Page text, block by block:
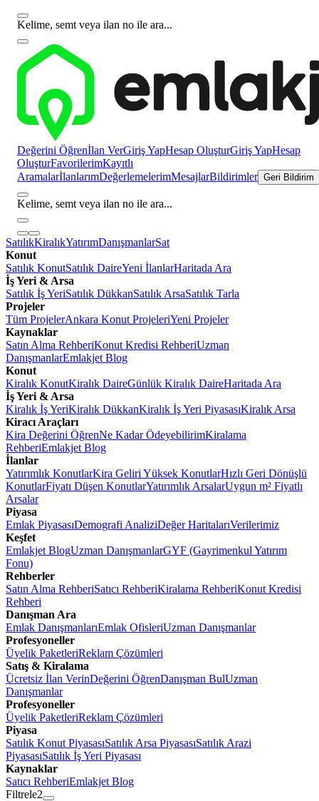
Kelime, semt veya ilan no ile ara...
Değerini Öğrenİlan VerGiriş YapHesap OluşturGiriş YapHesap
OluşturFavorilerimKayıtlı
AramalarİlanlarımDeğerlemelerimMesajlarBildirimler Geri Bildirim
Kelime, semt veya ilan no ile ara...
SatılıkKiralıkYatırımDanışmanlarSat
Konut
Satılık KonutSatılık DaireYeni İlanlarHaritada Ara
İş Yeri & Arsa
Satılık İş YeriSatılık DükkanSatılık ArsaSatılık Tarla
Projeler
Tüm ProjelerAnkara Konut ProjeleriYeni Projeler
Kaynaklar
Satın Alma RehberiKonut Kredisi RehberiUzman
DanışmanlarEmlakjet Blog
Konut
Kiralık KonutKiralık DaireGünlük Kiralık DaireHaritada Ara
İş Yeri & Arsa
Kiralık İş YeriKiralık DükkanKiralık İş Yeri PiyasasıKiralık Arsa
Kiracı Araçları
Kira Değerini ÖğrenNe Kadar ÖdeyebilirimKiralama
RehberiEmlakjet Blog
İlanlar
Yatırımlık KonutlarKira Geliri Yüksek KonutlarHızlı Geri Dönüşlü
KonutlarFiyatı Düşen KonutlarYatırımlık ArsalarUygun m² Fiyatlı
Arsalar
Piyasa
Emlak PiyasasıDemografi AnaliziDeğer HaritalarıVerilerimiz
Keşfet
Emlakjet BlogUzman DanışmanlarGYF (Gayrimenkul Yatırım
Fonu)
Rehberler
Satın Alma RehberiSatıcı RehberiKiralama RehberiKonut Kredisi
Rehberi
Danışman Ara
Emlak DanışmanlarıEmlak OfisleriUzman Danışmanlar
Profesyoneller
Üyelik PaketleriReklam Çözümleri
Satış & Kiralama
Ücretsiz İlan VerinDeğerini ÖğrenDanışman BulUzman
Danışmanlar
Profesyoneller
Üyelik PaketleriReklam Çözümleri
Piyasa
Satılık Konut PiyasasıSatılık Arsa PiyasasıSatılık Arazi
PiyasasıSatılık İş Yeri Piyasası
Kaynaklar
Satıcı RehberiEmlakjet Blog
Filtrele2